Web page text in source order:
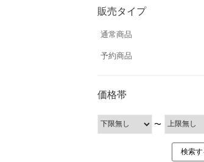
販売タイプ
通常商品
予約商品
価格帯
〜